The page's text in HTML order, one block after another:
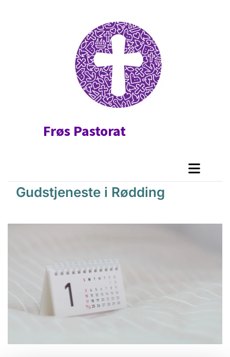
Frøs Pastorat
Gudstjeneste i Rødding